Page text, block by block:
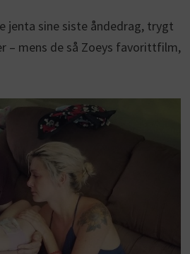
jenta sine siste åndedrag, trygt
– mens de så Zoeys favorittfilm,